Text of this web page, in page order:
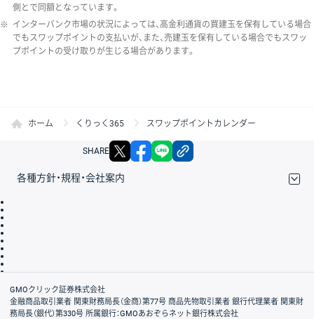
側とで同額となっています。
※ インターバンク市場の状況によっては、高金利通貨の買建玉を保有している場合
でもスワップポイントの支払いが、また、売建玉を保有している場合でもスワッ
プポイントの受け取りが生じる場合があります。
ホーム くりっく365 スワップポイントカレンダー
SHARE X facebook
各種方針・規程・会社案内
会社案内
GMOクリック証券株式会社
金融商品取引業者 関東財務局長（金商）第77号 商品先物取引業者 銀行代理業者 関東財
務局長（銀代）第330号 所属銀行：GMOあおぞらネット銀行株式会社